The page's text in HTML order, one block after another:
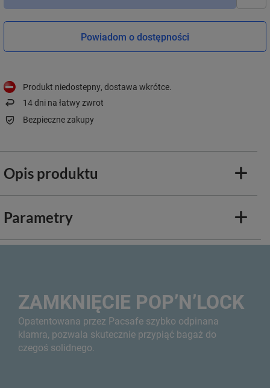
Powiadom o dostępności
Produkt niedostepny, dostawa wkrótce
14dni na łatwy zwrot
Bezpieczne zakupy
Opis produktu
Parametry
ZAMKNIĘCIE POP’N’LOCK
Opatentowana przez Pacsafe szybko odpinana
klamra, pozwala skutecznie przypiąć bagaż do
czegoś solidnego.